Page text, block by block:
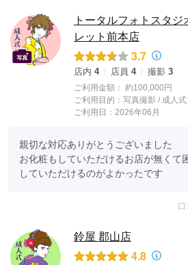
トータルフォトスタ
レット前本店
3.7
店内 4 店員 4 撮影 3
ご利用金額： 約100,000円
ご利用目的： 写真撮影 / 成人式
ご利用日：2026年06月
親切な対応ありがとうございました
お化粧もしていただけるお店が無くて
していただけるのがよかったです
鈴屋 郡山店
4.8